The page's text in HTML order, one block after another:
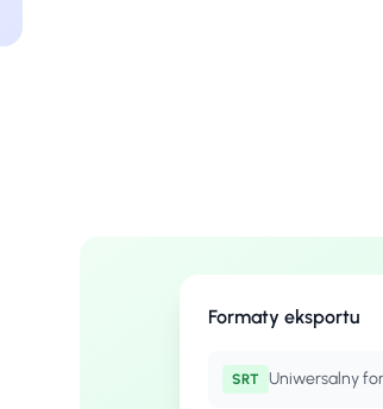
Formaty eksportu
SRT Uniwersalny